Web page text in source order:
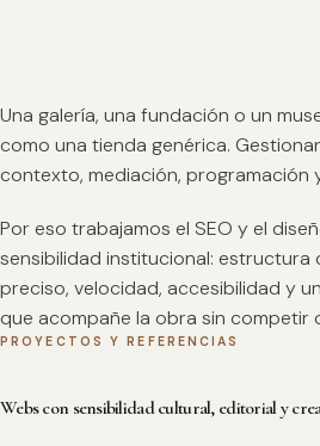
Una galería, una fundación o un
como una tienda genérica.
contexto, mediación, programación
Por eso trabajamos el SEO y el
sensibilidad institucional: estructura
preciso, velocidad, accesibilidad y
que acompañe la obra sin competir
PROYECTOS Y REFERENCIAS
Webs con sensibilidad cultural, editorial y